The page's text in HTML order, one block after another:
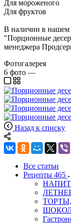
Для мороженого
Для фруктов
В наличии в нашем
"Порционные
менеджера
Фотогалерея
6 фото —
Назад к списку
Все статьи
Рецепты 465